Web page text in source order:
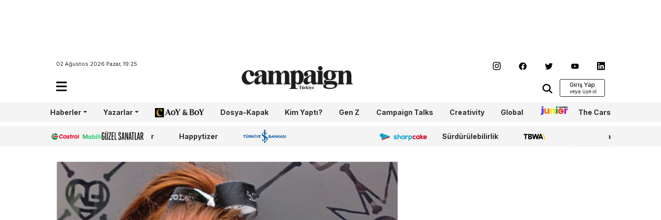
02 Ağustos 2026 Pazar, 19:25
Giriş Yap
Haberler Yazarlar AoY/BoY Dosya-Kapak Kim Yaptı? Gen Z Campaign Talks Creativity Global Junior The Cars
Castrol Güzel Sanatlar Happytizer İş Bankası 100.Yıl Sharpcake Sürdürülebilirlik TBWA WPP Media